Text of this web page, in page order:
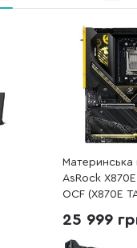
Материнська
AsRock
OCF (X870E
25 999